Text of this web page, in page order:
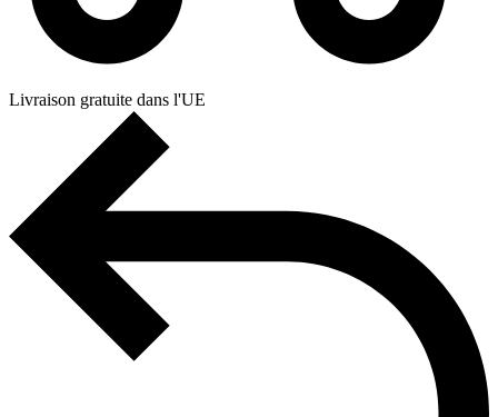
Livraison gratuite dans l'UE